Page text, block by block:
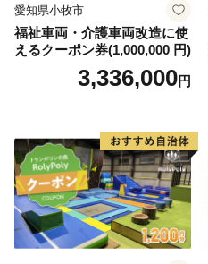
愛知県小牧市
福祉車両・介護車両改造に使
えるクーポン券(1,000,000 円)
3,336,000円